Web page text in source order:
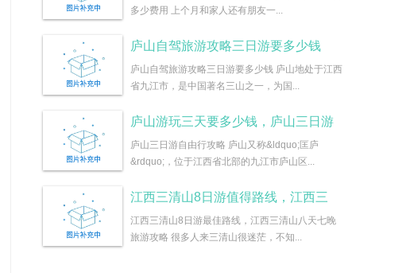
多少费用 上个月和家人还有朋友一...
庐山自驾旅游攻略三日游要多少钱
庐山自驾旅游攻略三日游要多少钱 庐山地处于江西
省九江市，是中国著名三山之一，为国...
庐山游玩三天要多少钱，庐山三日游
庐山三日游自由行攻略 庐山又称&ldquo;匡庐
&rdquo;，位于江西省北部的九江市庐山区...
江西三清山8日游值得路线，江西三
江西三清山8日游最佳路线，江西三清山八天七晚
旅游攻略 很多人来三清山很迷茫，不知...